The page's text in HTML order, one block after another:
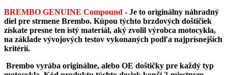
BREMBO GENUINE Compound - Je to originálny náhradný
diel pre strmene Brembo. Kúpou týchto brzdových doštičiek
získate presne ten istý materiál, aký zvolil výrobca motocykla,
na základe vývojových testov vykonaných podľa najprísnejších
kritérií.
Brembo vyrába originálne, alebo OE doštičky pre každý typ